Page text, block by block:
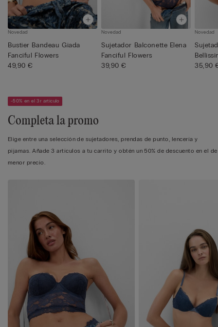
Novedad
Bustier Bandeau Giada
Fanciful Flowers
49,90 €
Novedad
Sujetador Balconette Elena
Fanciful Flowers
39,90 €
Novedad
35,90
-50% en el 3r artículo
Completa la promo
Elige entre una selección de sujetadores, prendas de punto, lencería y
pijamas. Añade 3 artículos a tu carrito y obtén un 50% de descuento en el de
menor precio.